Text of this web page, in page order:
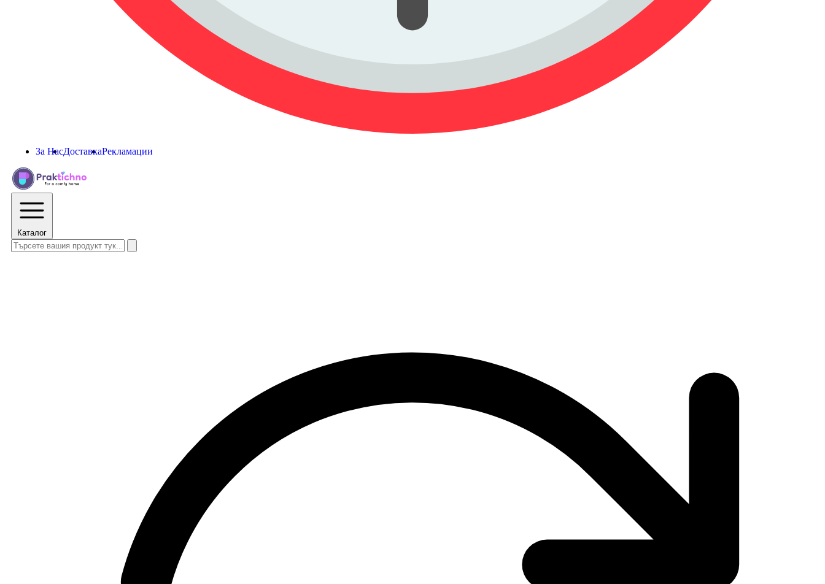
За НасДоставкаРекламации
Каталог